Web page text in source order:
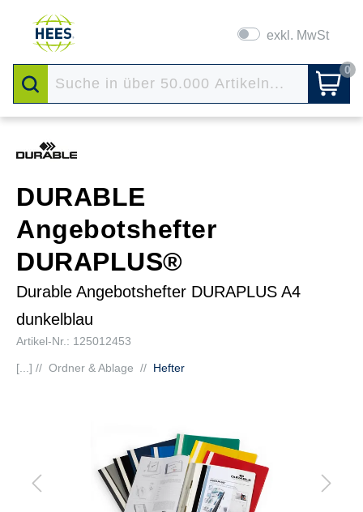
exkl. MwSt
0
DURABLE
Angebotshefter
DURAPLUS®
Durable Angebotshefter DURAPLUS A4
dunkelblau
Artikel-Nr.: 125012453
[...] // Ordner & Ablage // Hefter